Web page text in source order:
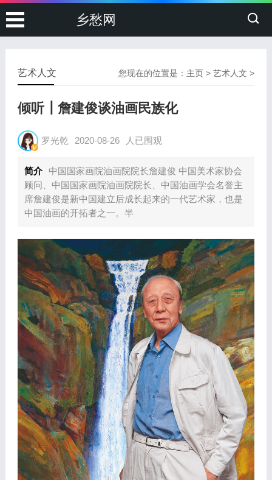
乡愁网
您现在的位置是： 主页 >艺术人文 >
艺术人文
倾听┃詹建俊谈油画民族化
罗光乾 2020-08-26 人已围观
简介
中国国家画院油画院院长詹建俊 中国美术家协会
顾问、中国国家画院油画院院长、中国油画学会名誉主
席詹建俊是新中国建立后成长起来的一代艺术家，也是
中国油画的开拓者之一。半